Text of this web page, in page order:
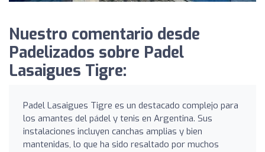
Nuestro comentario desde
Padelizados sobre Padel
Lasaigues Tigre:
Padel Lasaigues Tigre es un destacado complejo para
los amantes del pádel y tenis en Argentina. Sus
instalaciones incluyen canchas amplias y bien
mantenidas, lo que ha sido resaltado por muchos